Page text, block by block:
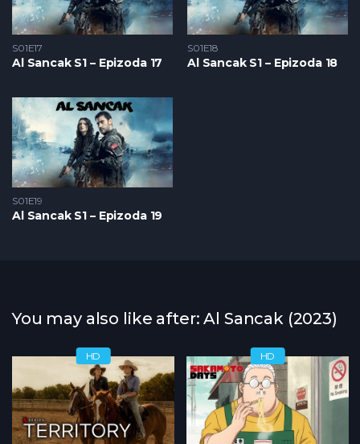
S01E17
Al Sancak S1 – Epizoda 17
S01E18
Al Sancak S1 – Epizoda 18
S01E19
Al Sancak S1 – Epizoda 19
You may also like after: Al Sancak (2023)
HD HD